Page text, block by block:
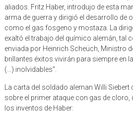
arma de guerra y dirigió el desarrollo de
como el gas fosgeno y mostaza. La
exaltó el trabajo del químico alemán, tal
enviada por Heinrich Scheüch, Ministro
brillantes éxitos vivirán para siempre en
(…) inolvidables”.
sobre el primer ataque con gas de
los inventos de Haber: